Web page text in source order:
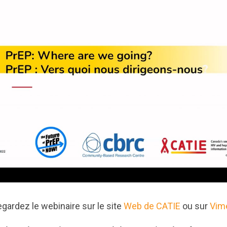
le webinaire sur le site Web de CATIE ou sur